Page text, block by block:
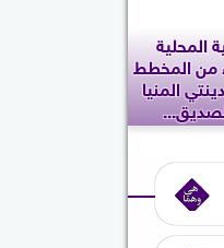
المحلية
من المخطط
المنيا